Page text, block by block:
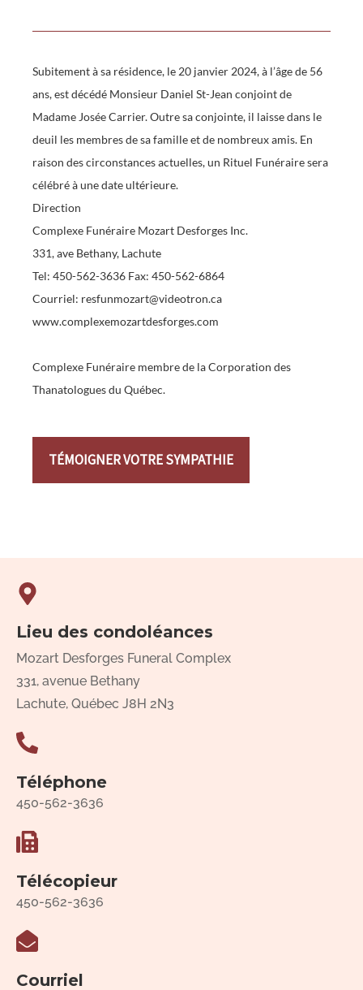
Subitement à sa résidence, le 20 janvier 2024, à l’âge de 56
ans, est décédé Monsieur Daniel St-Jean conjoint de
Madame Josée Carrier. Outre sa conjointe, il laisse dans le
deuil les membres de sa famille et de nombreux amis. En
raison des circonstances actuelles, un Rituel Funéraire sera
célébré à une date ultérieure.
Direction
Complexe Funéraire Mozart Desforges Inc.
331, ave Bethany, Lachute
Tel: 450-562-3636 Fax: 450-562-6864
Courriel: resfunmozart@videotron.ca
www.complexemozartdesforges.com
Complexe Funéraire membre de la Corporation des
Thanatologues du Québec.
TÉMOIGNER VOTRE SYMPATHIE
Lieu des condoléances
Mozart Desforges Funeral Complex
331, avenue Bethany
Lachute, Québec J8H 2N3
Téléphone
450-562-3636
Télécopieur
450-562-3636
Courriel